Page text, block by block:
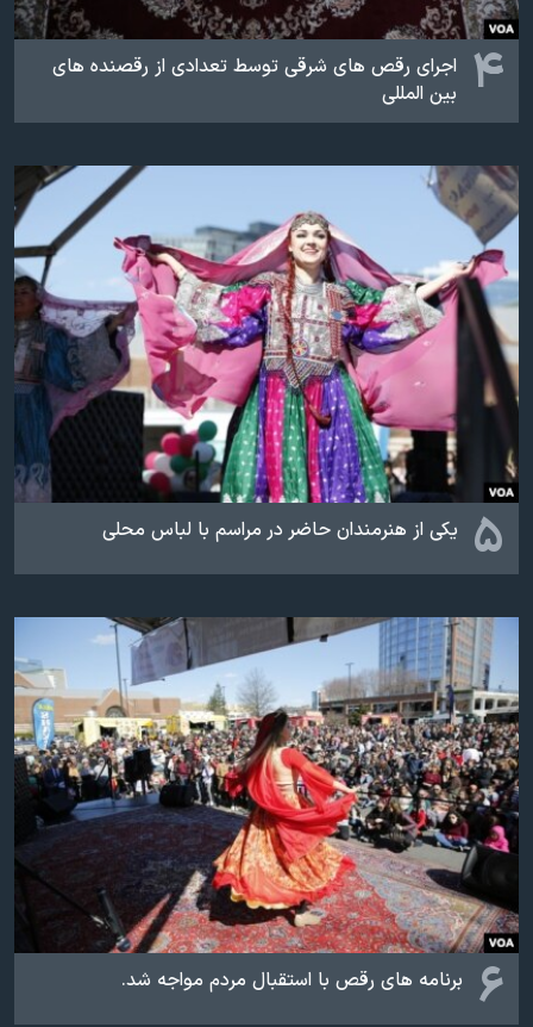
۴
اجرای رقص های شرقی توسط تعدادی از رقصنده های
بین المللی
۵ یکی از هنرمندان حاضر در مراسم با لباس محلی
۶ برنامه های رقص با استقبال مردم مواجه شد.